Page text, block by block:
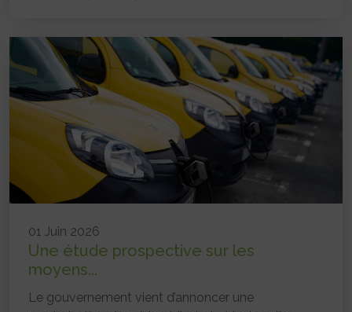
01 Juin 2026
Une étude prospective sur les
moyens...
Le gouvernement vient d’annoncer une